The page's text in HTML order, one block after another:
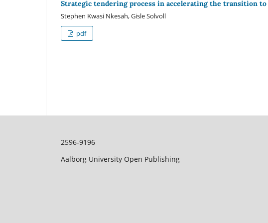
Strategic tendering process in accelerating the transition
Stephen Kwasi Nkesah, Gisle Solvoll
pdf
2596-9196
Aalborg University Open Publishing